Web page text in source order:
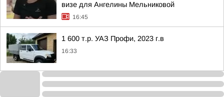
визе для Ангелины Мельниковой
16:45
1 600 т.р. УАЗ Профи, 2023 г.в
16:33